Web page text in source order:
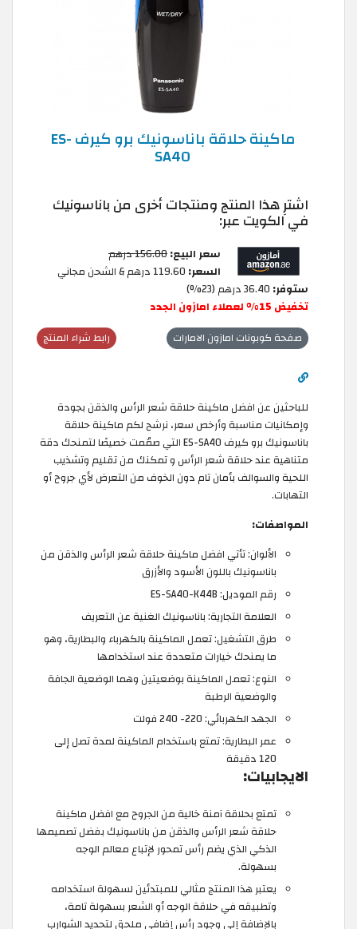
ماكينة حلاقة باناسونيك برو كيرف ES-
SA40
اشترِ هذا المنتج ومنتجات أخرى من باناسونيك
في الكويت عبر:
سعر البيع:156.00 درهم
السعر:
ستوفر:
تخفيض 15% لعملاء امازون الجدد
رابط شراء المنتج صفحة كوبونات امازون الامارات
للباحثين عن افضل ماكينة حلاقة شعر الرأس والذقن بجودة
وإمكانيات مناسبة وأرخص سعر، نرشح لكم ماكينة حلاقة
باناسونيك برو كيرف ES-SA40 التي صمُمت خصيصًا لتمنحك دقة
متناهية عند حلاقة شعر الرأس و تمكنك من تقليم وتشذيب
اللحية والسوالف بأمان تام دون الخوف من التعرض لأي جروح أو
التهابات.
المواصفات:
الألوان: تأتي افضل ماكينة حلاقة شعر الرأس والذقن من
باناسونيك باللون الأسود والأزرق
رقم الموديل: ES-SA40-K44B
العلامة التجارية: باناسونيك الغنية عن التعريف
طرق التشغيل: تعمل الماكينة بالكهرباء والبطارية، وهو
ما يمنحك خيارات متعددة عند استخدامها
النوع: تعمل الماكينة بوضعيتين وهما الوضعية الجافة
والوضعية الرطبة
الجهد الكهربائي: 220- 240 فولت
عمر البطارية: تمتع باستخدام الماكينة لمدة تصل إلى
120 دقيقة
الايجابيات:
تمتع بحلاقة آمنة خالية من الجروح مع افضل ماكينة
حلاقة شعر الرأس والذقن من باناسونيك بفضل تصميمها
الذكي الذي يضم رأس تمحور لإتباع معالم الوجه
بسهولة.
يعتبر هذا المنتج مثالي للمبتدئين لسهولة استخدامه
وتطبيقه في حلاقة الوجه أو الشعر بسهولة تامة،
بالإضافة إلى وجود رأس إضافي ملحق لتحديد الشوارب